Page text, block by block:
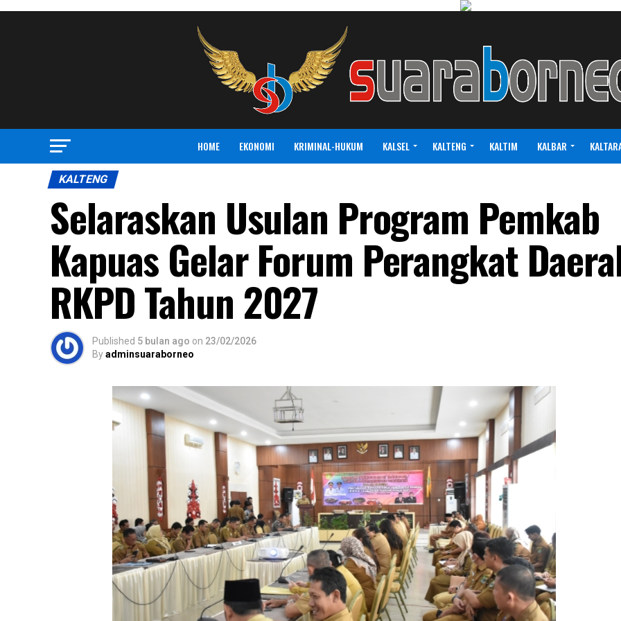
HOME EKONOMI KRIMINAL-HUKUM KALSEL KALTENG KALTIM KALBAR
KALTENG
Selaraskan Usulan Program Pemkab
Kapuas Gelar Forum Perangkat
RKPD Tahun 2027
Published 5 bulan ago on 23/02/2026
Byadminsuaraborneo